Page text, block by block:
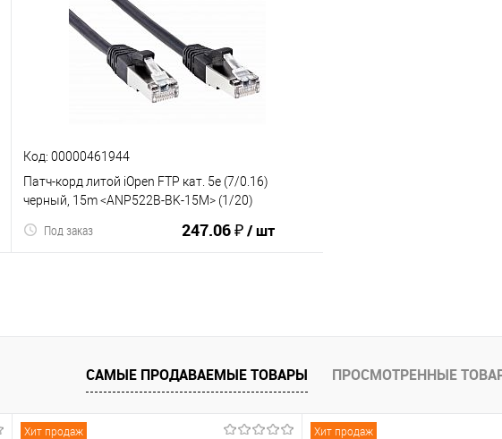
В избранное
Код: 00000461944
Патч-корд литой iOpen FTP кат. 5e (7/0.16)
черный, 15m <ANP522B-BK-15M> (1/20)
247.06 ₽/ шт
Под заказ
К сравнению В избранное
САМЫЕ ПРОДАВАЕМЫЕ ТОВАРЫ ПРОСМОТРЕННЫЕ
Хит продаж Хит продаж